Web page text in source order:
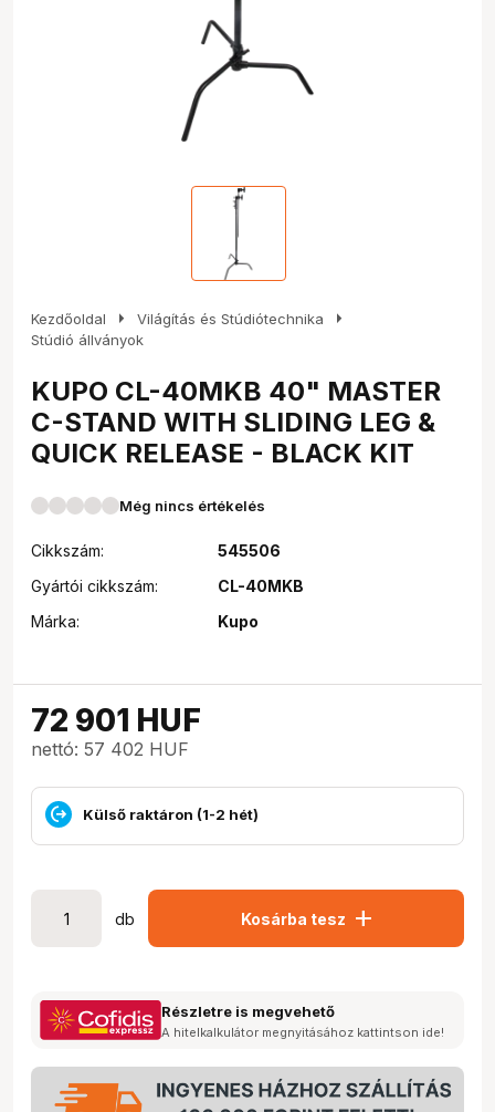
Kezdőoldal arrow_right Világítás és Stúdiótechnika arrow_right
Stúdió állványok
KUPO CL-40MKB 40" MASTER
C-STAND WITH SLIDING LEG &
QUICK RELEASE - BLACK KIT
Még nincs értékelés
Cikkszám:
545506
Gyártói cikkszám:
CL-40MKB
Márka:
Kupo
72 901 HUF
nettó: 57 402 HUF
Külső raktáron (1-2 hét)
db Kosárba tesz add
Részletre is megvehető
A hitelkalkulátor megnyitásához kattintson ide!